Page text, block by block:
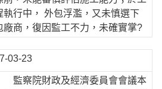
執行中， 外包浮濫，又未慎選下
廠商，復因監工不力，未確實掌?
03-23
察院財政及經濟委員會會議本